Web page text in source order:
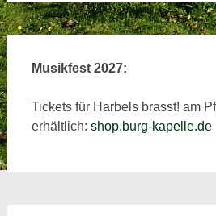
Musikfest 2027:
Tickets für Harbels brasst! am
erhältlich: shop.burg-kapelle.de